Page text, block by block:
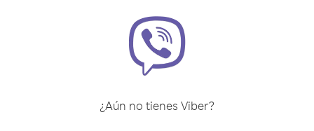
¿Aún no tienes Viber?